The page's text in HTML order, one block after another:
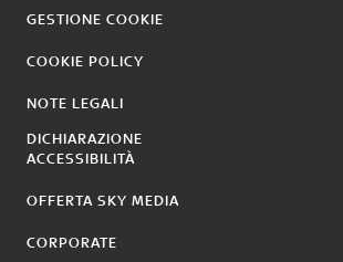
GESTIONE COOKIE
COOKIE POLICY
NOTE LEGALI
DICHIARAZIONE
ACCESSIBILITÀ
OFFERTA SKY MEDIA
CORPORATE